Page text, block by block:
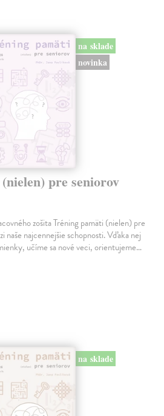
na sklade
novinka
pre seniorov
zošita Tréning pamäti (nielen) pre
naše najcennejšie schopnosti. Vďaka nej
učíme sa nové veci, orientujeme…
na sklade